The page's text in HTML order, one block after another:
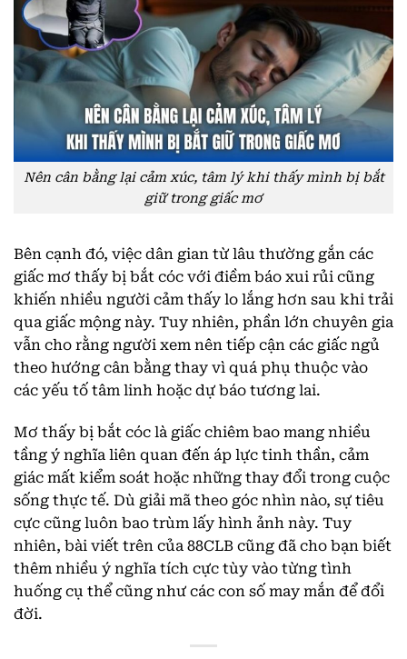
Nên cân bằng lại cảm xúc, tâm lý khi thấy mình bị bắt
giữ trong giấc mơ
Bên cạnh đó, việc dân gian từ lâu thường gắn các
giấc mơ thấy bị bắt cóc với điềm báo xui rủi cũng
khiến nhiều người cảm thấy lo lắng hơn sau khi trải
qua giấc mộng này. Tuy nhiên, phần lớn chuyên gia
vẫn cho rằng người xem nên tiếp cận các giấc ngủ
theo hướng cân bằng thay vì quá phụ thuộc vào
các yếu tố tâm linh hoặc dự báo tương lai.
Mơ thấy bị bắt cóc là giấc chiêm bao mang nhiều
tầng ý nghĩa liên quan đến áp lực tinh thần, cảm
giác mất kiểm soát hoặc những thay đổi trong cuộc
sống thực tế. Dù giải mã theo góc nhìn nào, sự tiêu
cực cũng luôn bao trùm lấy hình ảnh này. Tuy
nhiên, bài viết trên của 88CLB cũng đã cho bạn biết
thêm nhiều ý nghĩa tích cực tùy vào từng tình
huống cụ thể cũng như các con số may mắn để đổi
đời.